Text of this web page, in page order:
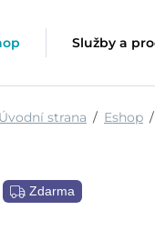
Služby a
Úvodní strana Eshop
Zdarma